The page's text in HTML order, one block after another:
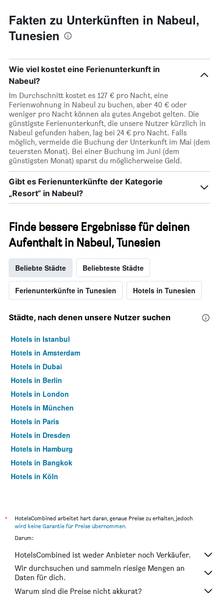
Fakten zu Unterkünften in Nabeul,
Tunesien
Wie viel kostet eine Ferienunterkunft in
Nabeul?
Im Durchschnitt kostet es 127 € pro Nacht, eine
Ferienwohnung in Nabeul zu buchen, aber 40 € oder
weniger pro Nacht können als gutes Angebot gelten. Die
günstigste Ferienunterkunft, die unsere Nutzer kürzlich in
Nabeul gefunden haben, lag bei 24 € pro Nacht. Falls
möglich, vermeide die Buchung der Unterkunft im Mai (dem
teuersten Monat). Bei einer Buchung im Juni (dem
günstigsten Monat) sparst du möglicherweise Geld.
Gibt es Ferienunterkünfte der Kategorie
„Resort“ in Nabeul?
Finde bessere Ergebnisse für deinen
Aufenthalt in Nabeul, Tunesien
Beliebte Städte Beliebteste Städte
Ferienunterkünfte in Tunesien Hotels in Tunesien
Städte, nach denen unsere Nutzer suchen
Hotels in Istanbul
Hotels in Amsterdam
Hotels in Dubai
Hotels in Berlin
Hotels in London
Hotels in München
Hotels in Paris
Hotels in Dresden
Hotels in Hamburg
Hotels in Bangkok
Hotels in Köln
*
HotelsCombined arbeitet hart daran, genaue Preise zu erhalten, jedoch
wird keine Garantie für Preise übernommen.
Darum:
HotelsCombined ist weder Anbieter noch Verkäufer.
Wir durchsuchen und sammeln riesige Mengen an
Daten für dich.
Warum sind die Preise nicht akkurat?